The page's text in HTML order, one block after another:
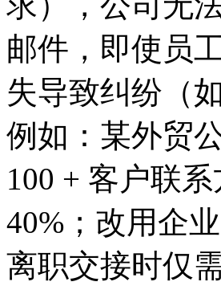
邮件，即使员
失导致纠纷（
例如：某外贸
100 + 客户联
40%；改用企
离职交接时仅